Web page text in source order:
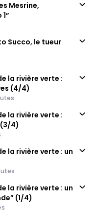
Mesrine,
Succo, le tueur
la rivière verte :
(4/4)
la rivière verte :
4)
la rivière verte : un
la rivière verte : un
(1/4)